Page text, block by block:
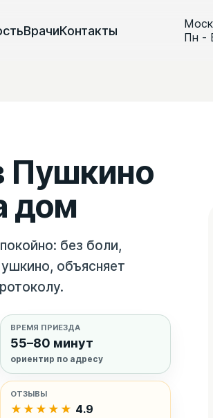
ВрачиКонтакты
Пн -
Пушкино
дом
без боли,
объясняет
ВРЕМЯ ПРИЕЗДА
55–80 минут
ориентир по адресу
ОТЗЫВЫ
★★★★★ 4.9